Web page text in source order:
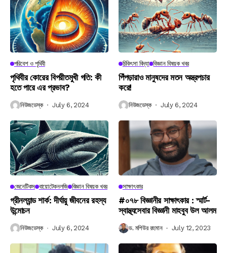
পরিবেশ ও পৃথিবী
পৃথিবীর কোরের বিপরীতমুখী গতি: কী
হতে পারে এর প্রভাব?
নিউজডেস্ক July 6, 2024
চিকিৎসা বিদ্যা বিজ্ঞান বিষয়ক খবর
পিঁপড়ারাও মানুষদের মতন অস্ত্রপচার
করে!
নিউজডেস্ক July 6, 2024
জেনেটিকস বায়োটেকনলজি বিজ্ঞান বিষয়ক খবর
গ্রীনল্যান্ড শার্ক: দীর্ঘায়ু জীবনের রহস্য
উন্মোচন
নিউজডেস্ক July 6, 2024
সাক্ষাৎকার
#০৭৮ বিজ্ঞানীর সাক্ষাৎকার : স্মার্ট-
স্বাস্থ্যসেবার বিজ্ঞানী মাহবুব উল আলম
ড. মশিউর রহমান July 12, 2023